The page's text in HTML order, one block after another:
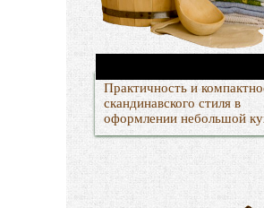
Практичность и
скандинавского стиля в
оформлении небольшой